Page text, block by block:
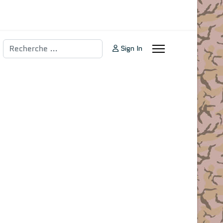
Rechercher Sign In